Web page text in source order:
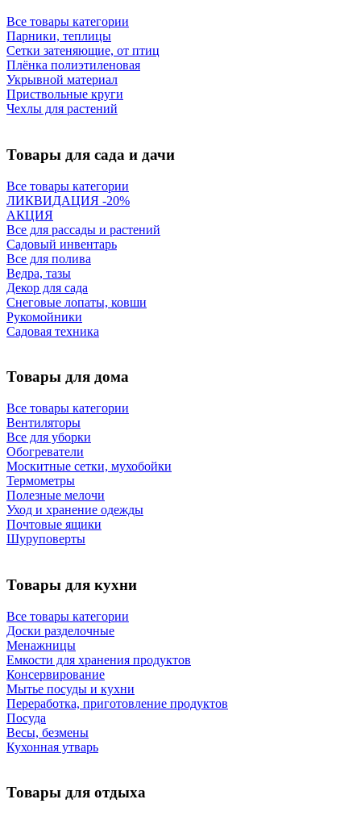
Все товары категории
Парники, теплицы
Сетки затеняющие, от птиц
Плёнка полиэтиленовая
Укрывной материал
Приствольные круги
Чехлы для растений
Товары для сада и дачи
Все товары категории
ЛИКВИДАЦИЯ -20%
АКЦИЯ
Все для рассады и растений
Садовый инвентарь
Все для полива
Ведра, тазы
Декор для сада
Снеговые лопаты, ковши
Рукомойники
Садовая техника
Товары для дома
Все товары категории
Вентиляторы
Все для уборки
Обогреватели
Москитные сетки, мухобойки
Термометры
Полезные мелочи
Уход и хранение одежды
Почтовые ящики
Шуруповерты
Товары для кухни
Все товары категории
Доски разделочные
Менажницы
Емкости для хранения продуктов
Консервирование
Мытье посуды и кухни
Переработка, приготовление продуктов
Посуда
Весы, безмены
Кухонная утварь
Товары для отдыха